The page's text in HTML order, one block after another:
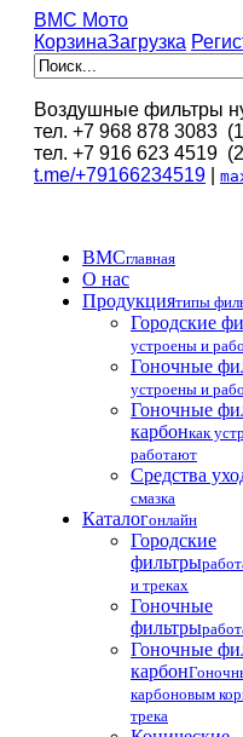
BMC Мото
КорзинаЗагрузка
Воздушные фильтры
тел. +7 968 878 3083
тел. +7 916 623
t.me/+79166234519
BMCглавная
О нас
Продукциятипы
Городские
устроены и
Гоночные
устроены и
Гоночные
карбонкак
работают
Средства
смазка
Каталогонлайн
Городские
фильтры
и треках
Гоночные
фильтры
Гоночные
карбон
карбоновым
трека